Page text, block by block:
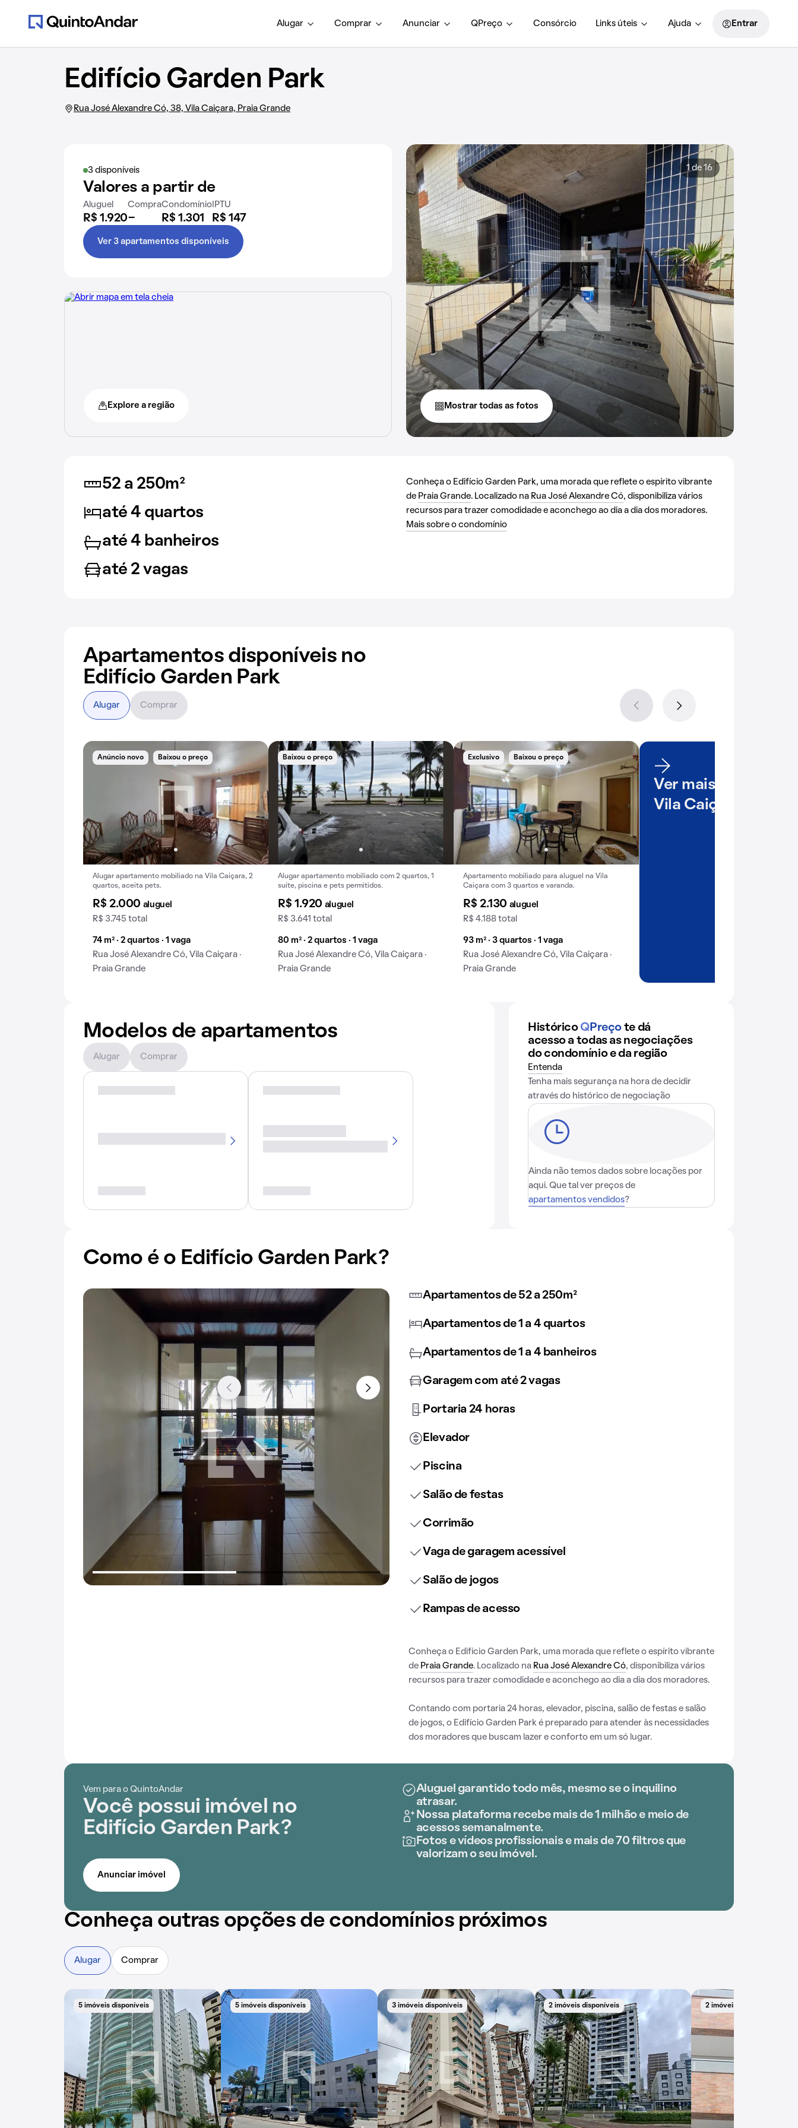
Alugar Comprar Anunciar QPreço Consórcio Links úteis Ajuda Entrar
Edifício Garden Park
Rua José Alexandre Có, 38, Vila Caiçara, Praia Grande
3 disponíveis
Valores a partir de
Aluguel
R$ 1.920
Compra
-
Condomínio
R$ 1.301
IPTU
R$ 147
Ver 3 apartamentos disponíveis
Explore a região
1 de 16
Mostrar todas as fotos
52 a 250m²
até 4 quartos
até 4 banheiros
até 2 vagas
Conheça o Edifício Garden Park, uma morada que reflete o espírito vibrante
de Praia Grande. Localizado na Rua José Alexandre Có, disponibiliza vários
recursos para trazer comodidade e aconchego ao dia a dia dos moradores.
Mais sobre o condomínio
Apartamentos disponíveis no
Edifício Garden Park
Anúncio novo Baixou o preço
Alugar apartamento mobiliado na Vila Caiçara, 2
quartos, aceita pets.
R$ 2.000 aluguel
R$ 3.745 total
74 m² · 2 quartos · 1 vaga
Rua José Alexandre Có, Vila Caiçara ·
Praia Grande
Baixou o preço
Alugar apartamento mobiliado com 2 quartos, 1
suíte, piscina e pets permitidos.
R$ 1.920 aluguel
R$ 3.641 total
80 m² · 2 quartos · 1 vaga
Rua José Alexandre Có, Vila Caiçara ·
Praia Grande
Exclusivo Baixou o preço
Apartamento mobiliado para aluguel na Vila
Caiçara com 3 quartos e varanda.
R$ 2.130 aluguel
R$ 4.188 total
93 m² · 3 quartos · 1 vaga
Rua José Alexandre Có, Vila Caiçara ·
Praia Grande
Ver mais imóveis
Vila Caiçara
Alugar Comprar
Modelos de apartamentos
Alugar Comprar
Histórico QPreço te dá
acesso a todas as negociações
do condomínio e da região
Entenda
Tenha mais segurança na hora de decidir
através do histórico de negociação
Ainda não temos dados sobre locações por
aqui. Que tal ver preços de
apartamentos vendidos?
Como é o Edifício Garden Park?
Apartamentos de 52 a 250m²
Apartamentos de 1 a 4 quartos
Apartamentos de 1 a 4 banheiros
Garagem com até 2 vagas
Portaria 24 horas
Elevador
Piscina
Salão de festas
Corrimão
Vaga de garagem acessível
Salão de jogos
Rampas de acesso
Conheça o Edifício Garden Park, uma morada que reflete o espírito vibrante
de Praia Grande. Localizado na Rua José Alexandre Có, disponibiliza vários
recursos para trazer comodidade e aconchego ao dia a dia dos moradores.
Contando com portaria 24 horas, elevador, piscina, salão de festas e salão
de jogos, o Edifício Garden Park é preparado para atender às necessidades
dos moradores que buscam lazer e conforto em um só lugar.
Vem para o QuintoAndar
Você possui imóvel no
Edifício Garden Park?
Aluguel garantido todo mês, mesmo se o inquilino
atrasar.
Nossa plataforma recebe mais de 1 milhão e meio de
acessos semanalmente.
Fotos e vídeos profissionais e mais de 70 filtros que
valorizam o seu imóvel.
Anunciar imóvel
Conheça outras opções de condomínios próximos
Alugar Comprar
5 imóveis disponíveis 5 imóveis disponíveis 3 imóveis disponíveis 2 imóveis disponíveis 2 imóveis disponíveis